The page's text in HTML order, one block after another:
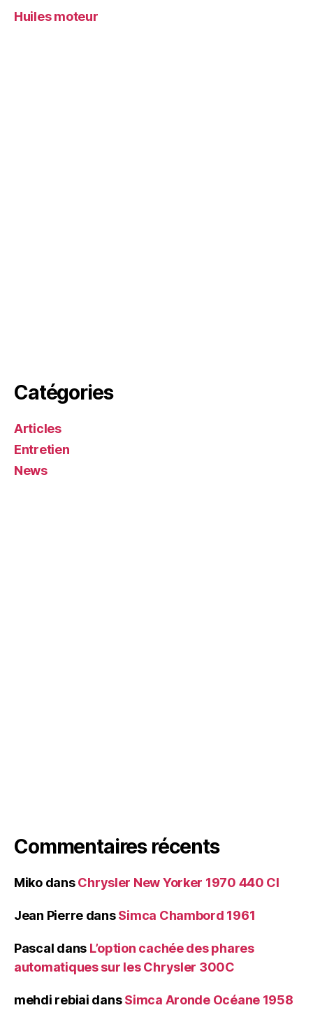
Huiles moteur
Catégories
Articles
Entretien
News
Commentaires récents
MikodansChrysler New Yorker 1970 440 CI
Jean Pierre dansSimca Chambord 1961
Pascal dans L’option cachée des phares
automatiques sur les Chrysler 300C
mehdi rebiai dansSimca Aronde Océane 1958